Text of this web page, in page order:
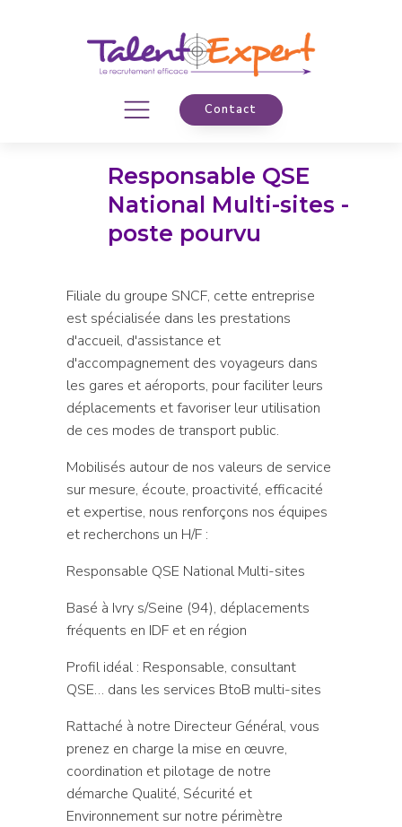
Contact
Responsable QSE
National Multi-sites -
poste pourvu
Filiale du groupe SNCF, cette entreprise
est spécialisée dans les prestations
d'accueil, d'assistance et
d'accompagnement des voyageurs dans
les gares et aéroports, pour faciliter leurs
déplacements et favoriser leur utilisation
de ces modes de transport public.
Mobilisés autour de nos valeurs de service
sur mesure, écoute, proactivité, efficacité
et expertise, nous renforçons nos équipes
et recherchons un H/F :
Responsable QSE National Multi-sites
Basé à Ivry s/Seine (94), déplacements
fréquents en IDF et en région
Profil idéal : Responsable, consultant
QSE… dans les services BtoB multi-sites
Rattaché à notre Directeur Général, vous
prenez en charge la mise en œuvre,
coordination et pilotage de notre
démarche Qualité, Sécurité et
Environnement sur notre périmètre